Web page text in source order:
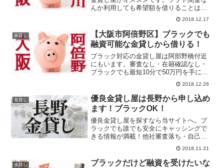
んか利用しても希望額を借りることは不
可能です。魔法のカードもなくどこから
も融資を受けれないなら金貸し屋へ！ブ
ラック大歓迎！
2018.12.17
金貸し
【大阪市阿倍野区】ブラックでも
融資可能な金貸しから借りる！
ブラック対応の金貸し屋は阿部野橋付近
にもいます。審査なし・在籍確認なし・
ブラックでも最短10分で50万円を手に入
れるチャンス！我こそはブラックに自信
あり！というかたは金貸し屋から融資を
受けましょう。審査が甘い消費者金融に
申し込んでもブラックだとお金は借りれ
ません。
2018.12.26
金貸し
優良金貸し屋は長野から申し込め
ます！ブラックOK！
優良金貸し屋を探すなら当サイトへ。ブ
ラックでも誰でも安全にキャッシングで
きる情報が満載！他社審査落ち・自己破
産・債務整理・多重債務者でも大丈夫！
闇金に頼ることなく優良金貸し屋からお
金を借りよう！
2018.11.21
金貸し
ブラックだけど融資を受けたいな